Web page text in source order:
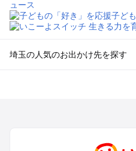
埼玉の人気のお出かけ先を探す